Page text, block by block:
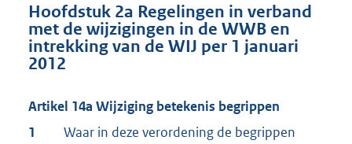
Hoofdstuk 2a Regelingen in verband
met de wijzigingen in de WWB en
intrekking van de WIJ per 1 januari
2012
Artikel 14a Wijziging betekenis begrippen
1
Waar in deze verordening de begrippen